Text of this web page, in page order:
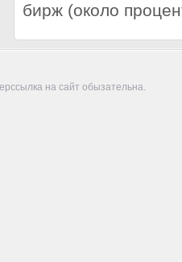
бирж (около
на сайт обызательна.